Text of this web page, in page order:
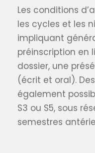
Les conditions
les cycles et les
impliquant
préinscription en
dossier, une
(écrit et oral).
également
S3 ou S5, sous
semestres